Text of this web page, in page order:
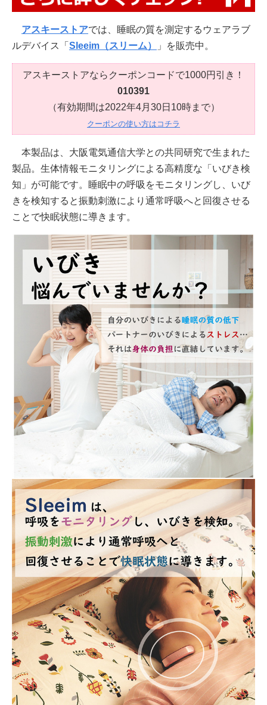
アスキーストアでは、睡眠の質を測定するウェアラブ
ルデバイス「 Sleeim（スリーム） 」を販売中。
アスキーストアならクーポンコードで1000円引き！
010391
（有効期間は2022年4月30日10時まで）
クーポンの使い方はコチラ
本製品は、大阪電気通信大学との共同研究で生まれた
製品。生体情報モニタリングによる高精度な「いびき検
知」が可能です。睡眠中の呼吸をモニタリングし、いび
きを検知すると振動刺激により通常呼吸へと回復させる
ことで快眠状態に導きます。